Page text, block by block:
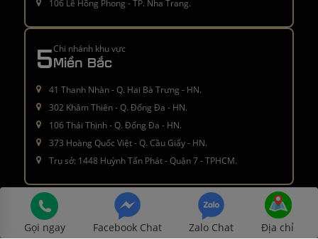
Gọi ngay Facebook Chat Zalo Chat Địa chỉ
106 Lê Hồng Phong - TP. Nha Trang.
5Chi nhánh khu vực
Miền Bắc
41 Thanh Nhàn - Q. Hai Bà Trưng - HN.
302 Khâm Thiên - Q. Đống Đa - HN.
106 Thái Thịnh - Q. Đống Đa - HN.
373 Hoàng Quốc Việt - Q. Cầu Giấy - HN.
Trụ sở: 1448 Huỳnh Tấn Phát - Quận 7 - TPHCM.
Â© 2016 - 2021 moctinhhoa.vn . All rights reserved